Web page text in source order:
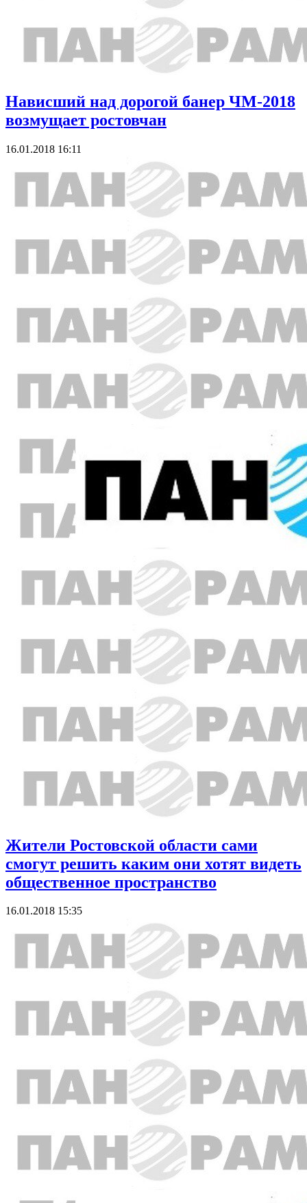
Нависший над дорогой банер ЧМ-2018
возмущает ростовчан
16.01.2018 16:11
Жители Ростовской области сами
смогут решить каким они хотят видеть
общественное пространство
16.01.2018 15:35